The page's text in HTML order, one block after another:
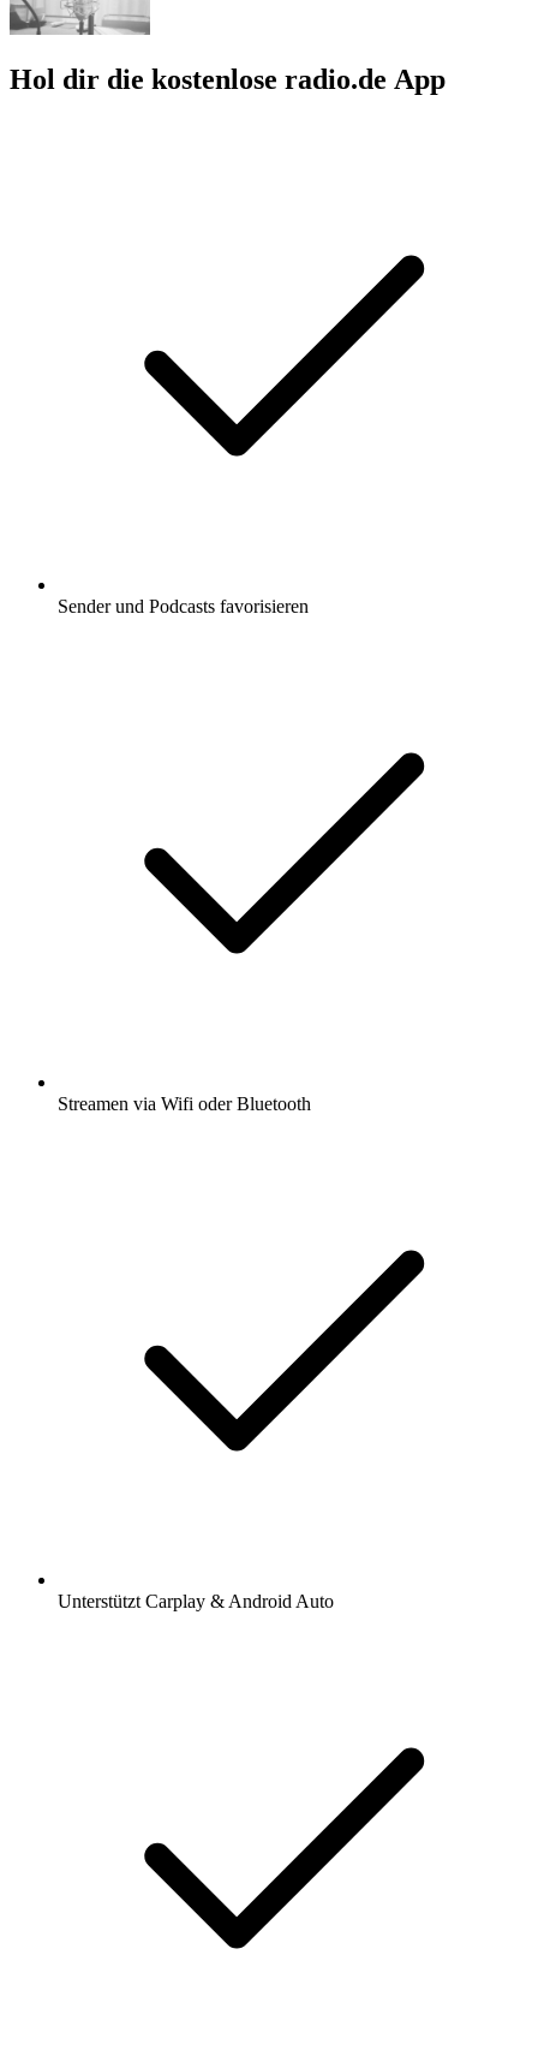
Hol dir die kostenlose radio.de App
Sender und Podcasts favorisieren
Streamen via Wifi oder Bluetooth
Unterstützt Carplay & Android Auto